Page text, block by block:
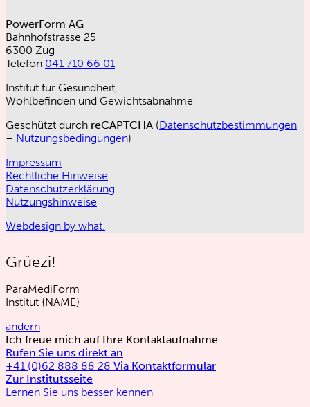
PowerForm AG
Bahnhofstrasse 25
6300 Zug
Telefon 041 710 66 01
Institut für Gesundheit,
Wohlbefinden und Gewichtsabnahme
Geschützt durch reCAPTCHA (Datenschutzbestimmungen
– Nutzungsbedingungen)
Impressum
Rechtliche Hinweise
Datenschutzerklärung
Nutzungshinweise
Webdesign by what.
Grüezi!
ParaMediForm
Institut {NAME}
ändern
Ich freue mich auf Ihre Kontaktaufnahme
Rufen Sie uns direkt an
+41 (0)62 888 88 28 Via Kontaktformular
Zur Institutsseite
Lernen Sie uns besser kennen